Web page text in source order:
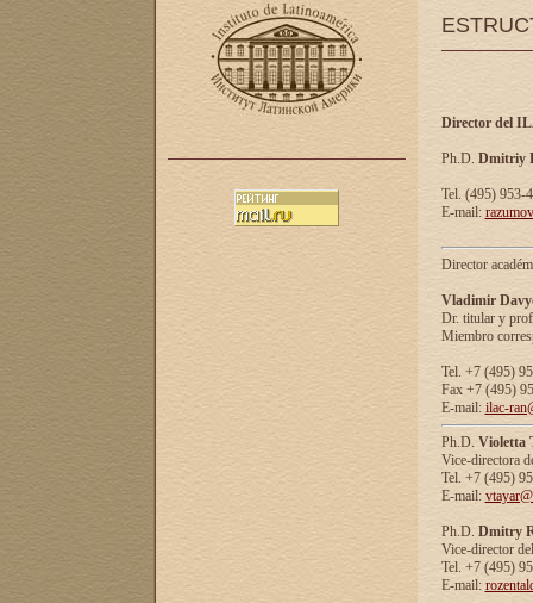
Director del
Ph.D. Dmitriy
Tel. (495) 953-
E-mail:
Director
Vladimir
Dr. titular y
Miembro
Tel. +7 (495)
Fax +7 (495)
E-mail: ilac-
Ph.D. Violetta
Vice-directora
Tel. +7 (495)
E-mail:
Ph.D. Dmitry
Vice-director
Tel. +7 (495)
E-mail: